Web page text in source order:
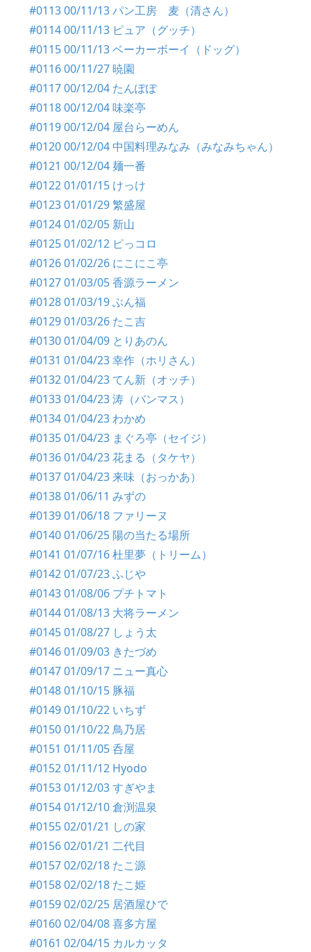
#0113 00/11/13 パン工房 麦（清さん）
#0114 00/11/13 ピュア（グッチ）
#0115 00/11/13 ベーカーボーイ（ドッグ）
#0116 00/11/27 暁園
#0117 00/12/04 たんぽぽ
#0118 00/12/04 味楽亭
#0119 00/12/04 屋台らーめん
#0120 00/12/04 中国料理みなみ（みなみちゃん）
#0121 00/12/04 麺一番
#0122 01/01/15 けっけ
#0123 01/01/29 繁盛屋
#0124 01/02/05 新山
#0125 01/02/12 ピっコロ
#0126 01/02/26 にこにこ亭
#0127 01/03/05 香源ラーメン
#0128 01/03/19 ぶん福
#0129 01/03/26 たこ吉
#0130 01/04/09 とりあのん
#0131 01/04/23 幸作（ホリさん）
#0132 01/04/23 てん新（オッチ）
#0133 01/04/23 涛（バンマス）
#0134 01/04/23 わかめ
#0135 01/04/23 まぐろ亭（セイジ）
#0136 01/04/23 花まる（タケヤ）
#0137 01/04/23 来味（おっかあ）
#0138 01/06/11 みずの
#0139 01/06/18 ファリーヌ
#0140 01/06/25 陽の当たる場所
#0141 01/07/16 杜里夢（トリーム）
#0142 01/07/23 ふじや
#0143 01/08/06 プチトマト
#0144 01/08/13 大将ラーメン
#0145 01/08/27 しょう太
#0146 01/09/03 きたづめ
#0147 01/09/17 ニュー真心
#0148 01/10/15 豚福
#0149 01/10/22 いちず
#0150 01/10/22 鳥乃居
#0151 01/11/05 呑屋
#0152 01/11/12 Hyodo
#0153 01/12/03 すぎやま
#0154 01/12/10 倉渕温泉
#0155 02/01/21 しの家
#0156 02/01/21 二代目
#0157 02/02/18 たこ源
#0158 02/02/18 たこ姫
#0159 02/02/25 居酒屋ひで
#0160 02/04/08 喜多方屋
#0161 02/04/15 カルカッタ